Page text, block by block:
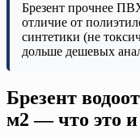
Брезент прочнее
отличие от
синтетики (не
дольше дешевых
Брезент
м2 — что это